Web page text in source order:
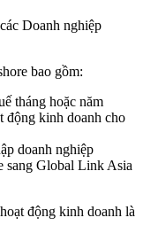
Doanh nghiệp
bao gồm:
tháng hoặc năm
động kinh doanh cho
doanh nghiệp
sang Global Link Asia
động kinh doanh là